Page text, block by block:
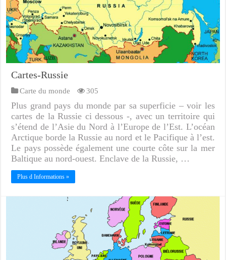
Cartes-Russie
Carte du monde 305
Plus grand pays du monde par sa superficie – voir les
cartes de la Russie ci dessous -, avec un territoire qui
s’étend de l’Asie du Nord à l’Europe de l’Est. L’océan
Arctique borde la Russie au nord et le Pacifique à l’est.
Le pays possède également une courte côte sur la mer
Baltique au nord-ouest. Enclave de la Russie, …
Plus d Informations »